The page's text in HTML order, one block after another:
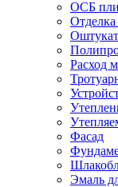
ОСБ
Отделка
Расход
Фасад
Эмаль